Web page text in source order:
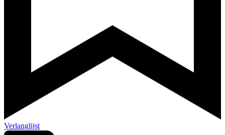
Verlanglijst